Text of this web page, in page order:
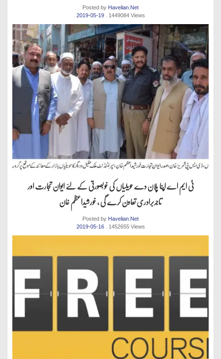
Posted by Havelian.Net
2019-05-19
. 1449084 Views
ٹی ایم اے اپنا پلان دے حویلیاں کی خوبصورتی کے لئے ایوان تجارت اور
تاجربرادری تعاون کرے گی ، خورشیداعظم خان
Posted by Havelian.Net
2019-05-16 . 1452655 Views